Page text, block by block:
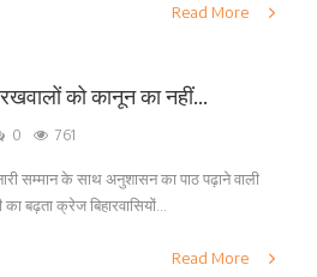
Read More
को कानून का नहीं...
0 761
सम्मान के साथ अनुशासन का पाठ पढ़ाने वाली
बढ़ता क्रेज बिहारवासियों...
Read More